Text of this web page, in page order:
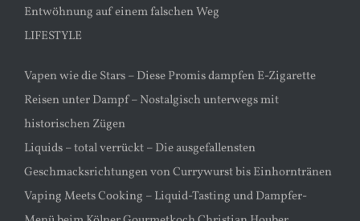
Entwöhnung auf einem falschen Weg
LIFESTYLE
Vapen wie die Stars – Diese Promis dampfen E-Zigarette
Reisen unter Dampf – Nostalgisch unterwegs mit
historischen Zügen
Liquids – total verrückt – Die ausgefallensten
Geschmacksrichtungen von Currywurst bis Einhorntränen
Vaping Meets Cooking – Liquid-Tasting und Dampfer-